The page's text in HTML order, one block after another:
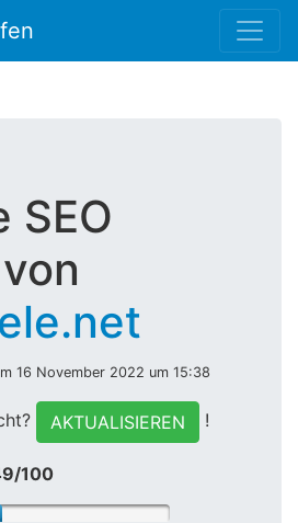
SEO
16 November 2022 um 15:38
AKTUALISIEREN !
100